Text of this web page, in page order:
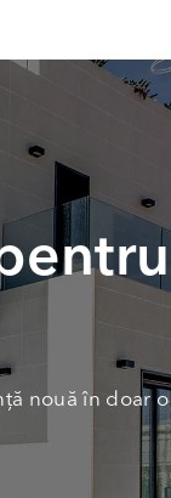
nouă în doar o